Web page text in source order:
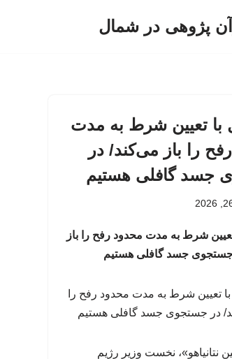
پژوهی در شمال
با تعیین شرط به مدت
را باز می‌کند/ در
جسد گافلی هستیم
تعیین شرط به مدت محدود رفح را باز
جسد گافلی هستیم
نتانیاهو»، نخست وزیر رژیم